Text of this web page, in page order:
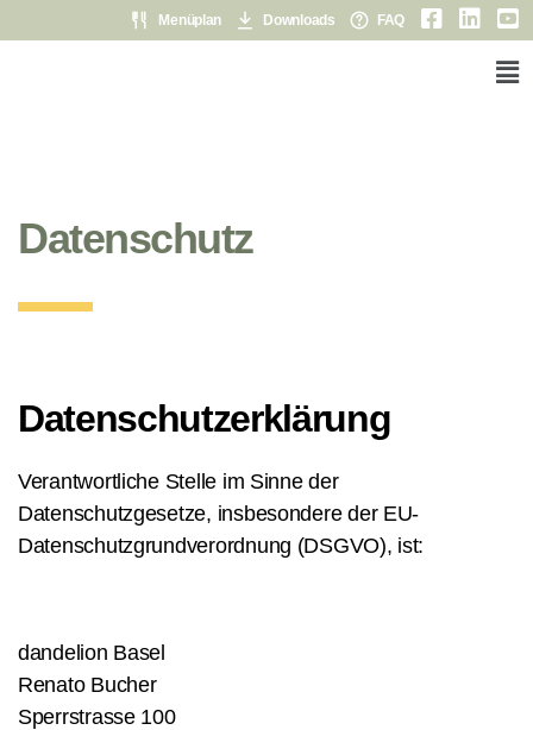
Menüplan Downloads FAQ
Datenschutz
Datenschutzerklärung
Verantwortliche Stelle im Sinne der
Datenschutzgesetze, insbesondere der EU-
Datenschutzgrundverordnung (DSGVO), ist:
dandelion Basel
Renato Bucher
Sperrstrasse 100